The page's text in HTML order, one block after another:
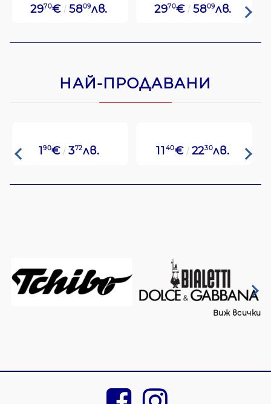
2970€ 5809лв. 2970€ 5809лв.
НАЙ-ПРОДАВАНИ
190€ 372лв. 1140€ 2230лв.
Виж всички